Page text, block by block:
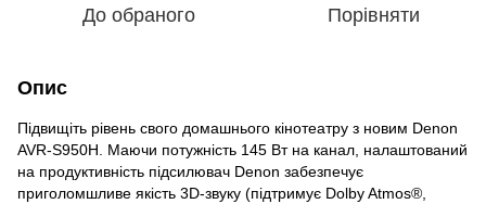
До обраного Порівняти
Опис
Підвищіть рівень свого домашнього кінотеатру з новим Denon
AVR-S950H. Маючи потужність 145 Вт на канал, налаштований
на продуктивність підсилювач Denon забезпечує
приголомшливе якість 3D-звуку (підтримує Dolby Atmos®,